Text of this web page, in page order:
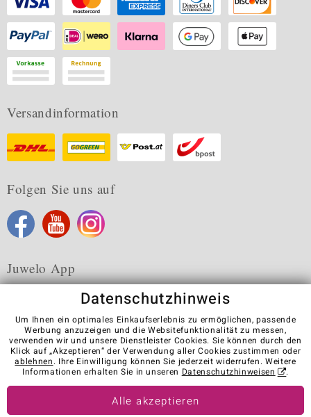
Versandinformation
Folgen Sie uns auf
Juwelo App
Karriere AGB Datenschutz Cookies
Impressum
Kontakt
Vertrag widerrufen
Visit our stores in other countries:
Datenschutzhinweis
Um Ihnen ein optimales Einkaufserlebnis zu ermöglichen, passende
Werbung anzuzeigen und die Websitefunktionalität zu messen,
verwenden wir und unsere Dienstleister Cookies. Sie können durch den
Klick auf „Akzeptieren“ der Verwendung aller Cookies zustimmen oder
ablehnen. Ihre Einwilligung können Sie jederzeit widerrufen. Weitere
Informationen erhalten Sie in unseren Datenschutzhinweisen .
Alle akzeptieren